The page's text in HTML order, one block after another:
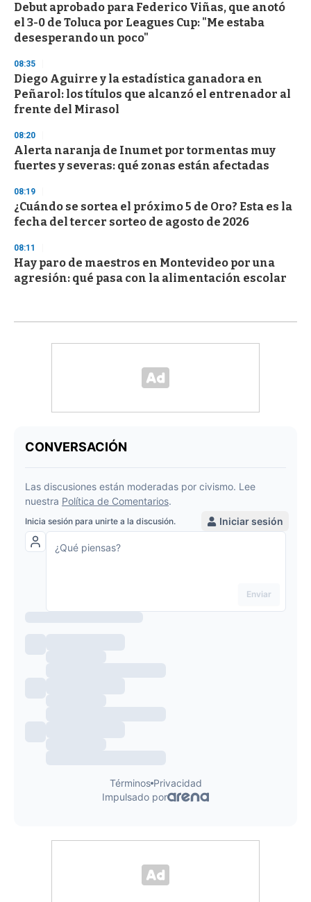
Debut aprobado para Federico Viñas, que anotó
el 3-0 de Toluca por Leagues Cup: "Me estaba
desesperando un poco"
08:35
Diego Aguirre y la estadística ganadora en
Peñarol: los títulos que alcanzó el entrenador al
frente del Mirasol
08:20
Alerta naranja de Inumet por tormentas muy
fuertes y severas: qué zonas están afectadas
08:19
¿Cuándo se sortea el próximo 5 de Oro? Esta es la
fecha del tercer sorteo de agosto de 2026
08:11
Hay paro de maestros en Montevideo por una
agresión: qué pasa con la alimentación escolar